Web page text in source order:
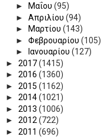
►
Μαΐου (95)
► Απριλίου (94)
►
Μαρτίου (143)
► Φεβρουαρίου (105)
►
Ιανουαρίου (127)
► 2017(1415)
► 2016 (1360)
► 2015 (1162)
► 2014(1021)
► 2013 (1006)
► 2012(722)
► 2011 (696)